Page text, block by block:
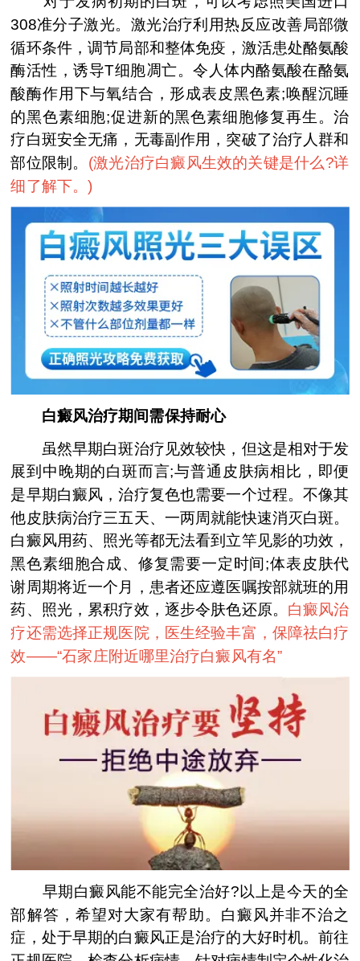
308准分子激光。激光治疗利用热反应改善局部微
循环条件，调节局部和整体免疫，激活患处酪氨酸
酶活性，诱导T细胞凋亡。令人体内酪氨酸在酪氨
酸酶作用下与氧结合，形成表皮黑色素;唤醒沉睡
的黑色素细胞;促进新的黑色素细胞修复再生。治
疗白斑安全无痛，无毒副作用，突破了治疗人群和
部位限制。 (激光治疗白癜风生效的关键是什么?详
细了解下。)
白癜风治疗期间需保持耐心
虽然早期白斑治疗见效较快，但这是相对于发
展到中晚期的白斑而言;与普通皮肤病相比，即便
是早期白癜风，治疗复色也需要一个过程。不像其
他皮肤病治疗三五天、一两周就能快速消灭白斑。
白癜风用药、照光等都无法看到立竿见影的功效，
黑色素细胞合成、修复需要一定时间;体表皮肤代
谢周期将近一个月，患者还应遵医嘱按部就班的用
药、照光，累积疗效，逐步令肤色还原。 白癜风治
疗还需选择正规医院，医生经验丰富，保障祛白疗
效——“石家庄附近哪里治疗白癜风有名”
早期白癜风能不能完全治好?以上是今天的全
部解答，希望对大家有帮助。白癜风并非不治之
症，处于早期的白癜风正是治疗的大好时机。前往